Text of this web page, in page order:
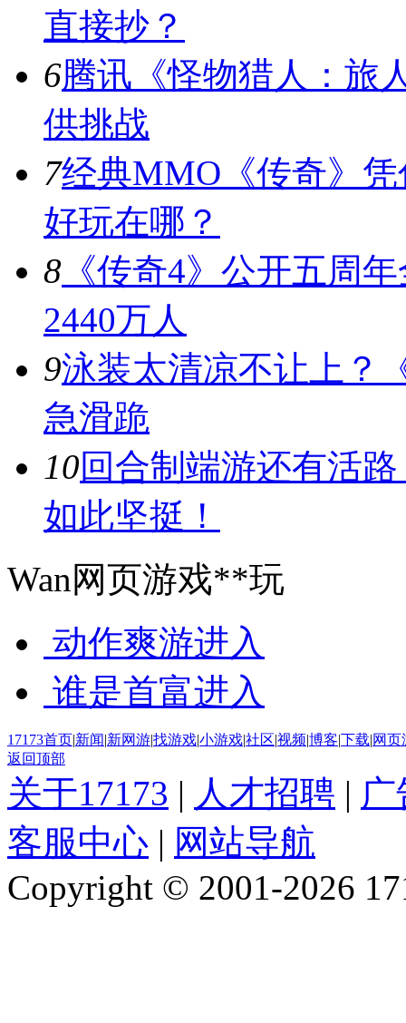
直接抄？
6腾讯《怪物猎人：旅
供挑战
7经典MMO《传奇》
好玩在哪？
8 《传奇4》公开五周
2440万人
9泳装太清凉不让上？
急滑跪
10回合制端游还有活
如此坚挺！
Wan网页游戏**玩
动作爽游进入
谁是首富进入
17173首页|新闻|新网游|找游戏|小游戏|社区|视频|博客|下载|网页
返回顶部
关于17173 | 人才招聘 |
客服中心 | 网站导航
Copyright © 2001-2026